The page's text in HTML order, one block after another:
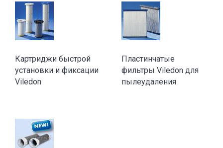
Картриджи быстрой
установки и фиксации
Viledon
Пластинчатые
фильтры Viledon для
пылеудаления